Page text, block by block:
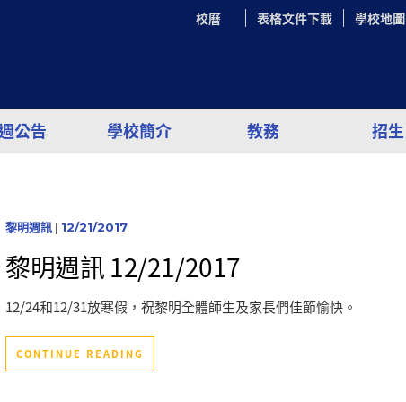
校曆 表格文件下載 學校地圖
公告 學校簡介 教務 招生
黎明週訊 | 12/21/2017
黎明週訊 12/21/2017
12/24和12/31放寒假，祝黎明全體師生及家長們佳節愉快。
CONTINUE READING